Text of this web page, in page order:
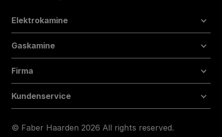
Elektrokamine
Gaskamine
Firma
Kundenservice
© Faber Haarden 2026 All rights reserved.